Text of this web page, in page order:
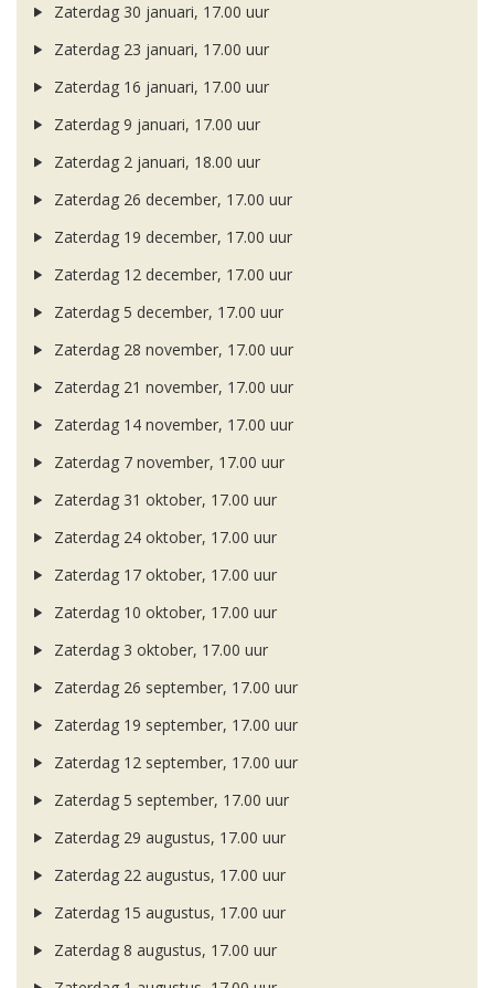
Zaterdag 30 januari, 17.00 uur
Zaterdag 23 januari, 17.00 uur
Zaterdag 16 januari, 17.00 uur
Zaterdag 9 januari, 17.00 uur
Zaterdag 2 januari, 18.00 uur
Zaterdag 26 december, 17.00 uur
Zaterdag 19 december, 17.00 uur
Zaterdag 12 december, 17.00 uur
Zaterdag 5 december, 17.00 uur
Zaterdag 28 november, 17.00 uur
Zaterdag 21 november, 17.00 uur
Zaterdag 14 november, 17.00 uur
Zaterdag 7 november, 17.00 uur
Zaterdag 31 oktober, 17.00 uur
Zaterdag 24 oktober, 17.00 uur
Zaterdag 17 oktober, 17.00 uur
Zaterdag 10 oktober, 17.00 uur
Zaterdag 3 oktober, 17.00 uur
Zaterdag 26 september, 17.00 uur
Zaterdag 19 september, 17.00 uur
Zaterdag 12 september, 17.00 uur
Zaterdag 5 september, 17.00 uur
Zaterdag 29 augustus, 17.00 uur
Zaterdag 22 augustus, 17.00 uur
Zaterdag 15 augustus, 17.00 uur
Zaterdag 8 augustus, 17.00 uur